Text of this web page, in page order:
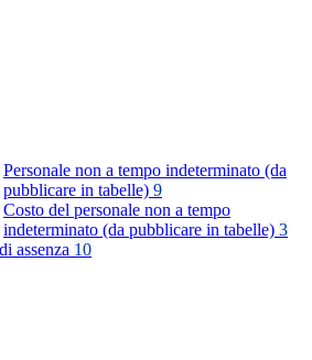
Personale non a tempo indeterminato (da
pubblicare in tabelle) 9
Costo del personale non a tempo
indeterminato (da pubblicare in tabelle) 3
assenza 10